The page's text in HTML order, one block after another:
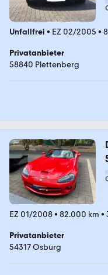
Unfallfrei • EZ 02/2005 •
Privatanbieter
58840 Plettenberg
EZ 01/2008• 82.000 km •
Privatanbieter
54317 Osburg